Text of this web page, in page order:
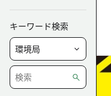
キーワード検索